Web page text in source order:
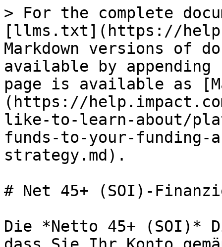
> For the complete
[llms.txt](https://
Markdown versions of
available by
page is available as
(https://
like-to-learn-about/
funds-to-your-funding-
strategy.md).
# Net 45+ (SOI)-
Die *Netto 45+ (SOI)*